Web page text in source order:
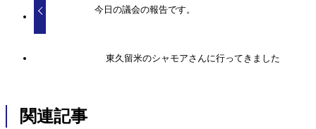
今日の議会の報告です。
東久留米のシャモアさんに行ってきました
関連記事